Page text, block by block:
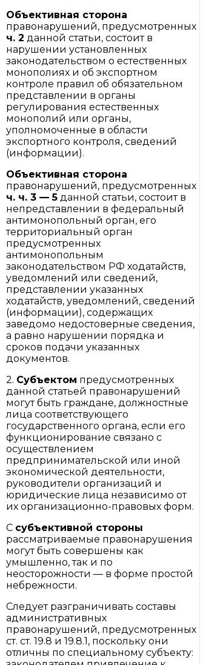
Объективная сторона
правонарушений, предусмотренных
ч. 2 данной статьи, состоит в
нарушении установленных
законодательством о естественных
монополиях и об экспортном
контроле правил об обязательном
представлении в органы
регулирования естественных
монополий или органы,
уполномоченные в области
экспортного контроля, сведений
(информации).
Объективная сторона
правонарушений, предусмотренных
ч. ч. 3 —5 данной статьи, состоит в
непредставлении в федеральный
антимонопольный орган, его
территориальный орган
предусмотренных
антимонопольным
законодательством РФ ходатайств,
уведомлений или сведений,
представлении указанных
ходатайств, уведомлений, сведений
(информации), содержащих
заведомо недостоверные сведения,
а равно нарушении порядка и
сроков подачи указанных
документов.
2. Субъектом предусмотренных
данной статьей правонарушений
могут быть граждане, должностные
лица соответствующего
государственного органа, если его
функционирование связано с
осуществлением
предпринимательской или иной
экономической деятельности,
руководители организаций и
юридические лица независимо от
их организационно-правовых форм.
С субъективной стороны
рассматриваемые правонарушения
могут быть совершены как
умышленно, так и по
неосторожности — в форме простой
небрежности.
Следует разграничивать составы
административных
правонарушений, предусмотренных
ст. ст. 19.8 и 19.8.1, поскольку они
отличны по специальному субъекту: